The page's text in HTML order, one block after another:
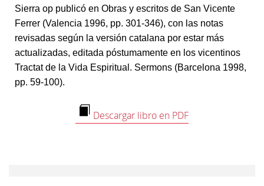
Sierra op publicó en Obras y escritos de San Vicente
Ferrer (Valencia 1996, pp. 301-346), con las notas
revisadas según la versión catalana por estar más
actualizadas, editada póstumamente en los vicentinos
Tractat de la Vida Espiritual. Sermons (Barcelona 1998,
pp. 59-100).
Descargar libro en PDF